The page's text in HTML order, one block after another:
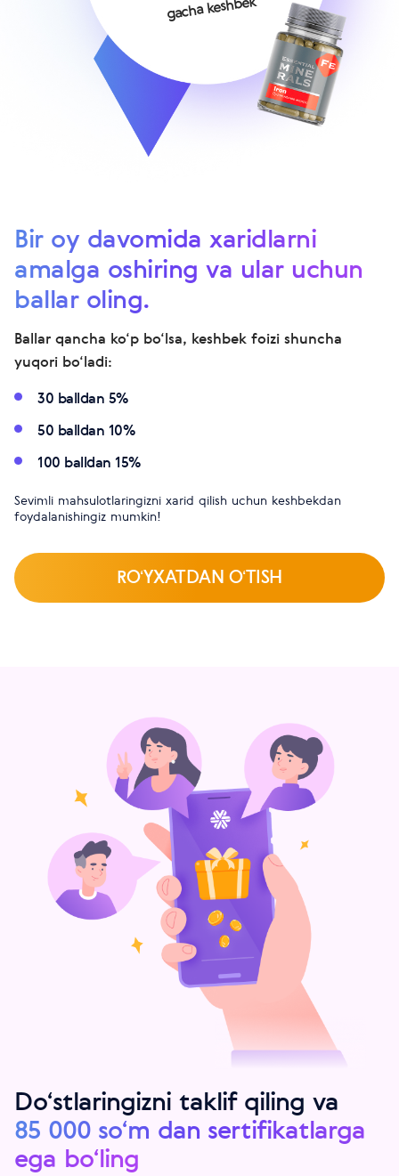
gacha keshbek
Bir oy davomida xaridlarni
amalga oshiring va ular uchun
ballar oling.
Ballar qancha ko‘p bo‘lsa, keshbek foizi shuncha
yuqori bo‘ladi:
30 balldan 5%
50 balldan 10%
100 balldan 15%
Sevimli mahsulotlaringizni xarid qilish uchun keshbekdan
foydalanishingiz mumkin!
ROʻYXATDAN OʻTISH
Do‘stlaringizni taklif qiling va
85 000 so‘m dan sertifikatlarga
ega bo‘ling